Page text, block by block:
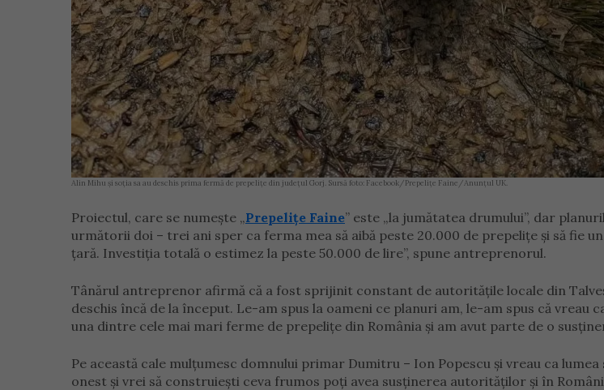
Alin Mihu și soția sa au deschis prima fermă de prepelițe din județul Gorj. Sursă foto: Facebook/Prepelițe Faine/Anunțul UK.
Proiectul, care se numește „Prepelițe Faine” este „la jumătatea drumului”, dar
următorii doi – trei ani sper ca ferma mea să aibă peste 20.000 de prepelițe și să fie
țară. Investiția totală o estimez la peste 50.000 de lire”, spune antreprenorul.
Tânărul antreprenor afirmă că a fost sprijinit constant de autoritățile locale din
deschis încă de la început. Le-am spus la oameni ce planuri am, le-am spus că vreau
una dintre cele mai mari ferme de prepelițe din România și am avut parte de o
Pe această cale mulțumesc domnului primar Dumitru – Ion Popescu și vreau ca lumea
onest și vrei să construiești ceva frumos poți avea susținerea autorităților și în